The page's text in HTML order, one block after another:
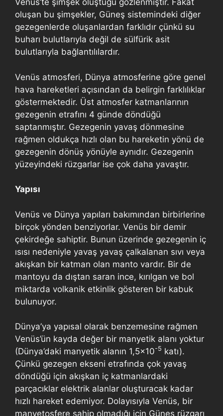
Venüs’te şimşek oluştuğu gözlenmiştir. Fakat
oluşan bu şimşekler, Güneş sistemindeki diğer
gezegenlerde oluşanlardan farklıdır çünkü su
buharı bulutlarıyla değil de sülfürik asit
bulutlarıyla bağlantılılardır.
Venüs atmosferi, Dünya atmosferine göre genel
hava hareketleri açısından da belirgin farklılıklar
göstermektedir. Üst atmosfer katmanlarının
gezegenin etrafını 4 günde döndüğü
saptanmıştır. Gezegenin yavaş dönmesine
rağmen oldukça hızlı olan bu hareketin yönü de
gezegenin dönüş yönüyle aynıdır. Gezegenin
yüzeyindeki rüzgarlar ise çok daha yavaştır.
Yapısı
Venüs ve Dünya yapıları bakımından birbirlerine
birçok yönden benziyorlar. Venüs bir demir
çekirdeğe sahiptir. Bunun üzerinde gezegenin iç
ısısı nedeniyle yavaş yavaş çalkalanan sıvı veya
akışkan bir katman olan manto vardır. Bir de
mantoyu da dıştan saran ince, kırılgan ve bol
miktarda volkanik etkinlik gösteren bir kabuk
bulunuyor.
Dünya’ya yapısal olarak benzemesine rağmen
Venüs’ün kayda değer bir manyetik alanı yoktur
(Dünya’daki manyetik alanın 1,5×10-5 katı).
Çünkü gezegen ekseni etrafında çok yavaş
döndüğü için akışkan iç katmanlardaki
parçacıklar elektrik alanlar oluşturacak kadar
hızlı hareket edemiyor. Dolayısıyla Venüs, bir
manyetosfere sahip olmadığı için Güneş rüzgarı